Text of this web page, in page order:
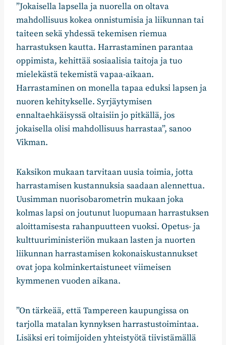
”Jokaisella lapsella ja nuorella on oltava
mahdollisuus kokea onnistumisia ja liikunnan tai
taiteen sekä yhdessä tekemisen riemua
harrastuksen kautta. Harrastaminen parantaa
oppimista, kehittää sosiaalisia taitoja ja tuo
mielekästä tekemistä vapaa-aikaan.
Harrastaminen on monella tapaa eduksi lapsen ja
nuoren kehitykselle. Syrjäytymisen
ennaltaehkäisyssä oltaisiin jo pitkällä, jos
jokaisella olisi mahdollisuus harrastaa”, sanoo
Vikman.
Kaksikon mukaan tarvitaan uusia toimia, jotta
harrastamisen kustannuksia saadaan alennettua.
Uusimman nuorisobarometrin mukaan joka
kolmas lapsi on joutunut luopumaan harrastuksen
aloittamisesta rahanpuutteen vuoksi. Opetus- ja
kulttuuriministeriön mukaan lasten ja nuorten
liikunnan harrastamisen kokonaiskustannukset
ovat jopa kolminkertaistuneet viimeisen
kymmenen vuoden aikana.
”On tärkeää, että Tampereen kaupungissa on
tarjolla matalan kynnyksen harrastustoimintaa.
Lisäksi eri toimijoiden yhteistyötä tiivistämällä